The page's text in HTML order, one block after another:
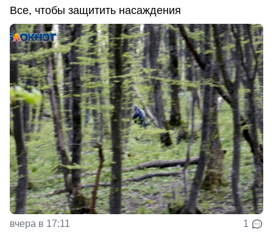
Все, чтобы защитить насаждения
вчера в 17:11 1